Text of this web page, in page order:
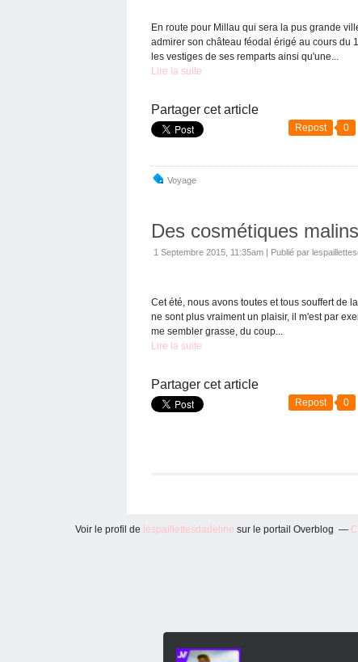
En route pour Millau qui sera la pus grande
admirer son château féodal érigé au cours du
les vestiges de ses remparts ainsi qu'une...
Lire la suite
Partager cet article
Repost 0
Voyage
Des cosmétiques
1 Septembre 2015, 11:35am | Publié par
Cet été, nous avons toutes et tous souffert de
ne sont plus vraiment un plaisir, il m'est par
me sembler grasse, du coup...
Lire la suite
Partager cet article
Repost 0
Voir le profil de lespaillettesdadeline sur le portail Overblog